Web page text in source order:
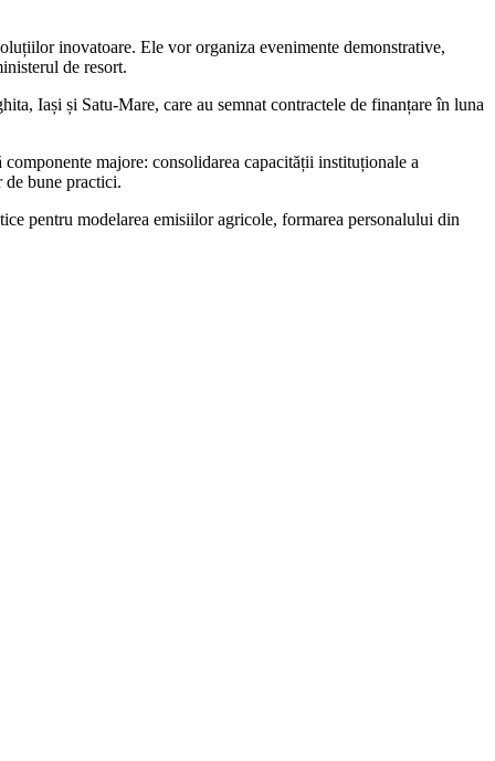
inovatoare. Ele vor organiza evenimente demonstrative,
de resort.
Iași și Satu-Mare, care au semnat contractele de finanțare în luna
majore: consolidarea capacității instituționale a
bune practici.
pentru modelarea emisiilor agricole, formarea personalului din